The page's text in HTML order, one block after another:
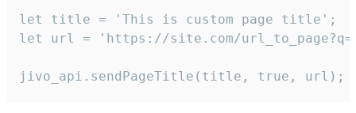
let title = 'This is custom page title';
let url = 'https://site.com/
jivo_api.sendPageTitle(title, true, url);